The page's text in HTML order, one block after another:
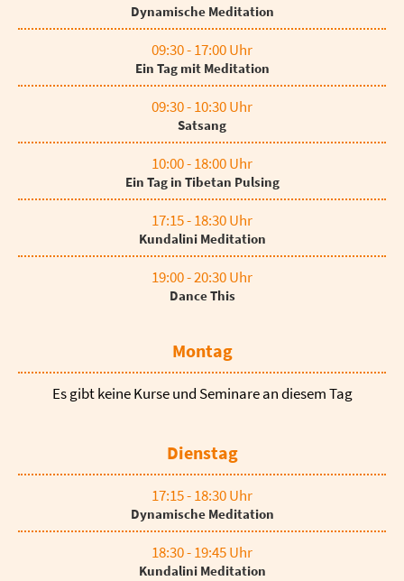
Dynamische Meditation
09:30 - 17:00 Uhr
Ein Tag mit Meditation
09:30 - 10:30 Uhr
Satsang
10:00 - 18:00 Uhr
Ein Tag in Tibetan Pulsing
17:15 - 18:30 Uhr
Kundalini Meditation
19:00 - 20:30 Uhr
Dance This
Montag
Es gibt keine Kurse und Seminare an diesem Tag
Dienstag
17:15 - 18:30 Uhr
Dynamische Meditation
18:30 - 19:45 Uhr
Kundalini Meditation